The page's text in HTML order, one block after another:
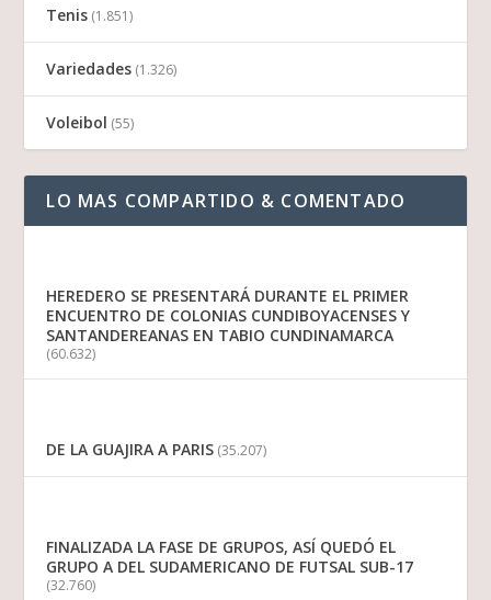
Tenis (1.851)
Variedades (1.326)
Voleibol (55)
LO MAS COMPARTIDO & COMENTADO
HEREDERO SE PRESENTARÁ DURANTE EL PRIMER
ENCUENTRO DE COLONIAS CUNDIBOYACENSES Y
SANTANDEREANAS EN TABIO CUNDINAMARCA
(60.632)
DE LA GUAJIRA A PARIS (35.207)
FINALIZADA LA FASE DE GRUPOS, ASÍ QUEDÓ EL
GRUPO A DEL SUDAMERICANO DE FUTSAL SUB-17
(32.760)